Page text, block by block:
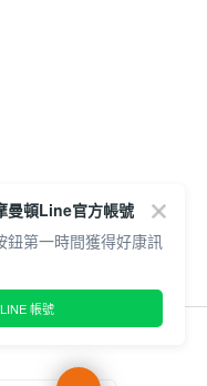
曼頓Line官方帳號
鈕第一時間獲得好康訊
帳號